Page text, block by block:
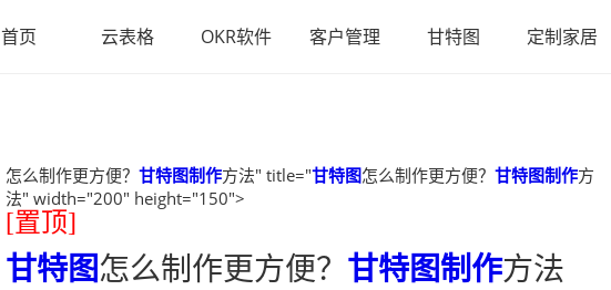
首页 云表格 OKR软件 客户管理 甘特图 定制家居
怎么制作更方便？ 甘特图制作方法" title="甘特图怎么制作更方便？ 甘特图制作方
法" width="200" height="150">
[置顶]
甘特图怎么制作更方便？ 甘特图制作方法